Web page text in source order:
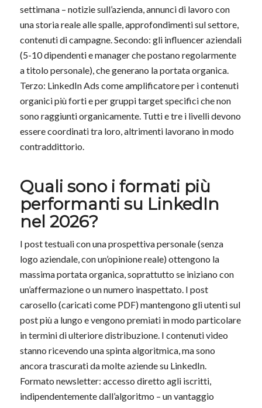
settimana – notizie sull’azienda, annunci di lavoro con
una storia reale alle spalle, approfondimenti sul settore,
contenuti di campagne. Secondo: gli influencer aziendali
(5-10 dipendenti e manager che postano regolarmente
a titolo personale), che generano la portata organica.
Terzo: LinkedIn Ads come amplificatore per i contenuti
organici più forti e per gruppi target specifici che non
sono raggiunti organicamente. Tutti e tre i livelli devono
essere coordinati tra loro, altrimenti lavorano in modo
contraddittorio.
Quali sono i formati più
performanti su LinkedIn
nel 2026?
I post testuali con una prospettiva personale (senza
logo aziendale, con un’opinione reale) ottengono la
massima portata organica, soprattutto se iniziano con
un’affermazione o un numero inaspettato. I post
carosello (caricati come PDF) mantengono gli utenti sul
post più a lungo e vengono premiati in modo particolare
in termini di ulteriore distribuzione. I contenuti video
stanno ricevendo una spinta algoritmica, ma sono
ancora trascurati da molte aziende su LinkedIn.
Formato newsletter: accesso diretto agli iscritti,
indipendentemente dall’algoritmo – un vantaggio